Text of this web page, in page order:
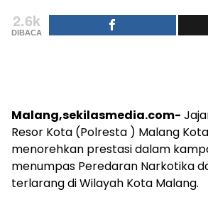
2.6k
DIBACA
Malang,sekilasmedia.com-
Resor Kota (Polresta ) Malang
menorehkan prestasi dalam
menumpas Peredaran Narkotika
terlarang di Wilayah Kota Malang.